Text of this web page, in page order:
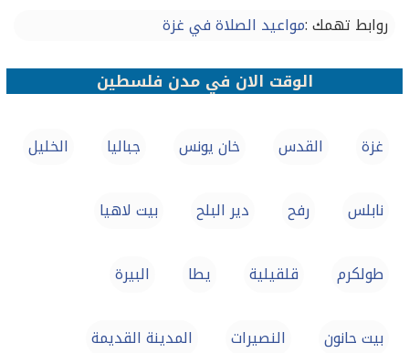
روابط تهمك :مواعيد الصلاة في غزة
الوقت الان في مدن فلسطين
غزة القدس خان يونس جباليا الخليل
نابلس رفح دير البلح بيت لاهيا
طولكرم قلقيلية يطا البيرة
بيت حانون النصيرات المدينة القديمة